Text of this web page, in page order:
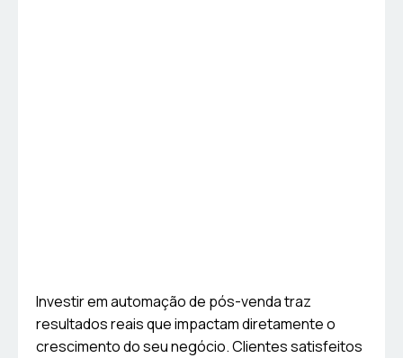
Investir em automação de pós-venda traz
resultados reais que impactam diretamente o
crescimento do seu negócio. Clientes satisfeitos